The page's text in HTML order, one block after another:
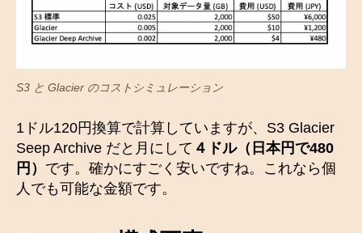
S3 と Glacier のコストシミュレーション
1ドル120円換算で計算していますが、S3 Glacier
Seep Archive だと月にして ４ドル（日本円で480
円） です。確かにすごく安いですね。これなら個
人でも可能な金額です。